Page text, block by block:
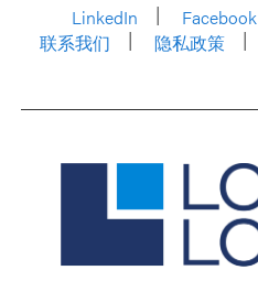
LinkedIn
Facebook
联系我们
隐私政策